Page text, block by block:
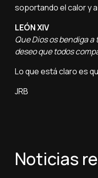
soportando el calor y
LEÓN XIV
Que Dios os bendiga
deseo que todos
Lo que está claro es
JRB
Noticias